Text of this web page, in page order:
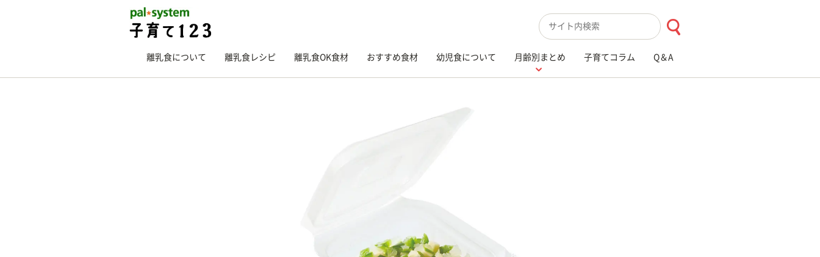
検索キーワード入力
離乳食について 離乳食レシピ 離乳食OK食材 おすすめ食材 幼児食について 月齢別まとめ 子育てコラム Q＆A